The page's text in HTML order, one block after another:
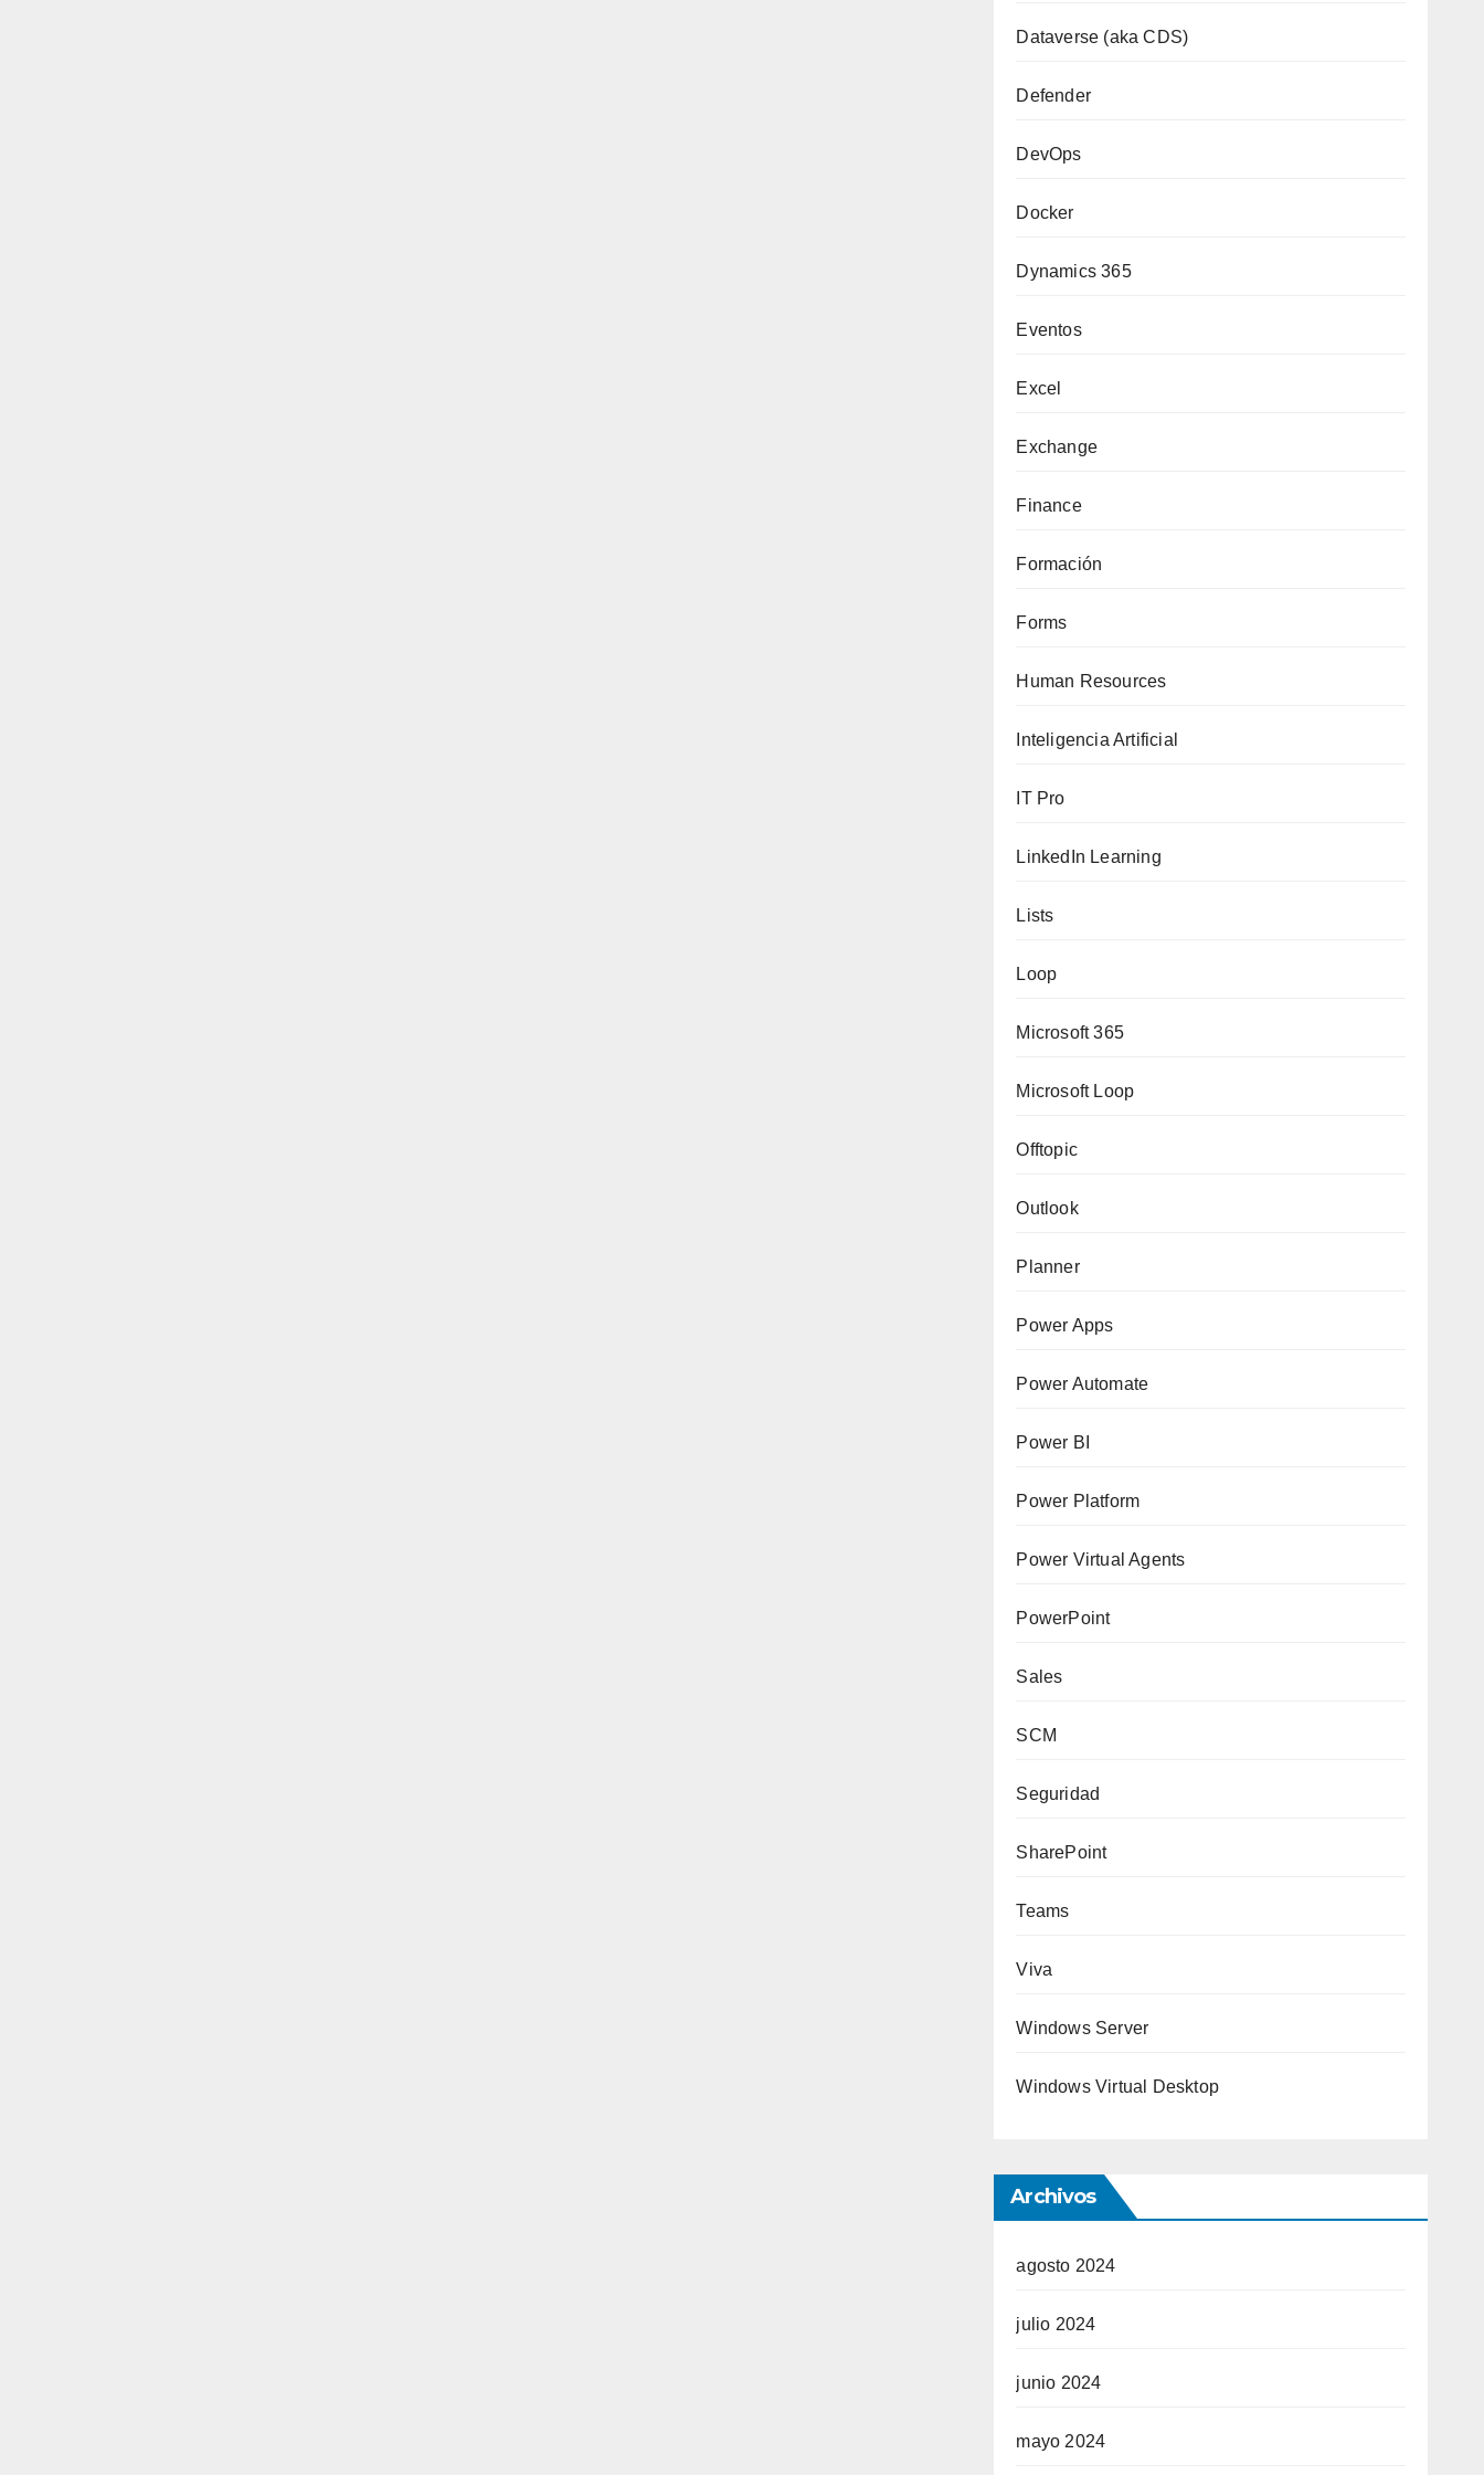
Dataverse (aka CDS)
Defender
DevOps
Docker
Dynamics 365
Eventos
Excel
Exchange
Finance
Formación
Forms
Human Resources
Inteligencia Artificial
IT Pro
LinkedIn Learning
Lists
Loop
Microsoft 365
Microsoft Loop
Offtopic
Outlook
Planner
Power Apps
Power Automate
Power BI
Power Platform
Power Virtual Agents
PowerPoint
Sales
SCM
Seguridad
SharePoint
Teams
Viva
Windows Server
Windows Virtual Desktop
Archivos
agosto 2024
julio 2024
junio 2024
mayo 2024